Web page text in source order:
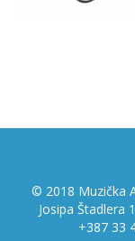
© 2018 Muzička
Josipa Štadlera
+387 33